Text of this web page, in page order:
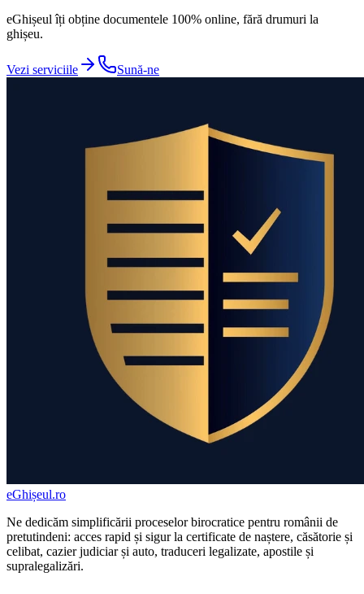
eGhișeul îți obține documentele 100% online, fără drumuri la
ghișeu.
Vezi serviciile Sună-ne
eGhișeul.ro
Ne dedicăm simplificării proceselor birocratice pentru românii de
pretutindeni: acces rapid și sigur la certificate de naștere, căsătorie și
celibat, cazier judiciar și auto, traduceri legalizate, apostile și
supralegalizări.